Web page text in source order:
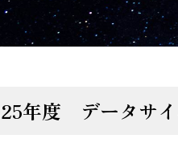
年度 データサ